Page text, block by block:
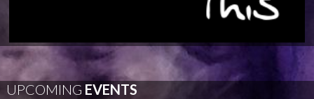
UPCOMING EVENTS